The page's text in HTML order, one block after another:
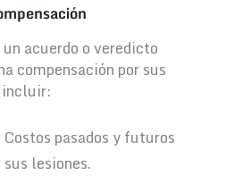
acuerdo o veredicto
compensación por sus
incluir:
Costos pasados y futuros
lesiones.